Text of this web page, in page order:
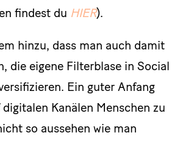
findest du HIER).
hinzu, dass man auch damit
die eigene Filterblase in Social
Ein guter Anfang
digitalen Kanälen Menschen zu
so aussehen wie man